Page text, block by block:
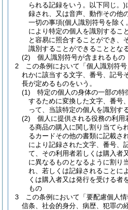
られる記録をいう。以下同じ。)
録され、又は音声、動作その他
一切の事項(個人識別符号を除く
により特定の個人を識別するこ
と容易に照合することができ、
識別することができることとな
(2)
個人識別符号が含まれるもの
2
この条例において「個人識別符号
れかに該当する文字、番号、記号
長が定めるものをいう。
(1)
特定の個人の身体の一部の
するために変換した文字、番号
って、当該特定の個人を識別す
(2)
個人に提供される役務の利
る商品の購入に関し割り当てら
るカードその他の書類に記載さ
により記録された文字、番号、
て、その利用者若しくは購入者
に異なるものとなるように割り
れ、若しくは記録されることに
くは購入者又は発行を受ける者
もの
3
この条例において「要配慮個人
信条、社会的身分、病歴、犯罪の